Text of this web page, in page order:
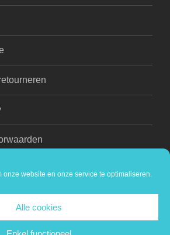
onze website en onze service te optimaliseren.
Alle cookies
BEAUTIQUE NATHALIE |
VERKLARING